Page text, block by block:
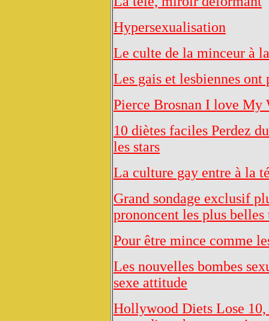
Hypersexualisation
Le culte de la minceur à
Les gais et lesbiennes ont
Pierce Brosnan I love My
10 diètes faciles Perdez
les stars
La culture gay entre à la
Grand sondage exclusif
prononcent les plus
Pour être mince comme
Les nouvelles bombes
sexe attitude
Hollywood Diets Lose 10,